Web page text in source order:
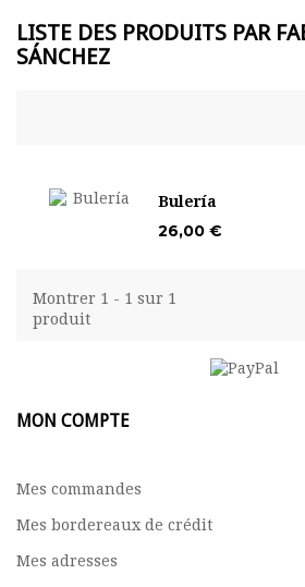
LISTE DES PRODUITS PAR
SÁNCHEZ
Bulería
26,00 €
Montrer 1 - 1 sur 1
produit
MON COMPTE
Mes commandes
Mes bordereaux de crédit
Mes adresses